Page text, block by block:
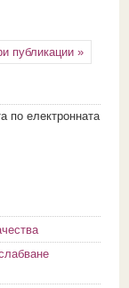
публикации »
пo eлeктpoннaтa